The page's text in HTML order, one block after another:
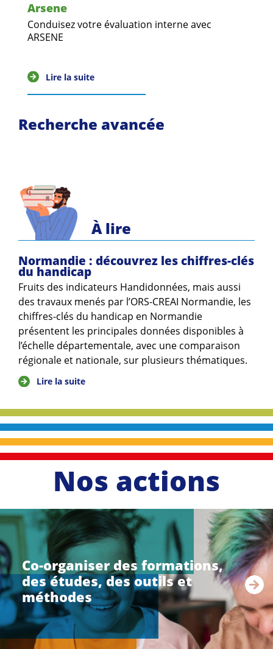
Arsene
Conduisez votre évaluation interne avec
ARSENE
Lire la suite
Recherche avancée
À lire
Normandie : découvrez les chiffres-clés
du handicap
Fruits des indicateurs Handidonnées, mais aussi
des travaux menés par l’ORS-CREAI Normandie, les
chiffres-clés du handicap en Normandie
présentent les principales données disponibles à
l’échelle départementale, avec une comparaison
régionale et nationale, sur plusieurs thématiques.
Lire la suite
Nos actions
Co-organiser des formations,
des études, des outils et
méthodes
li
r
e
a
u
i
t
e